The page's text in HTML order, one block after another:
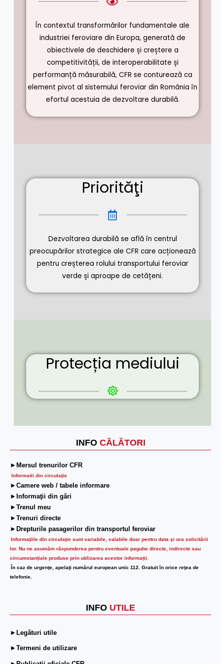
INFO CĂLĂTORI
►Mersul trenurilor CFR
Informatii din circulaţie
►Camere web / tabele informare
►Informaţii din gări
►Trenul meu
►Trenuri directe
►Drepturile pasagerilor din transportul feroviar
Informaţiile din circulaţie sunt variabile, valabile doar pentru data şi ora solicitării
lor. Nu ne asumăm răspunderea pentru eventuale pagube directe, indirecte sau
circumstanțiale produse prin utilizarea acestor informații.
În caz de urgenţe, apelaţi numărul european unic 112. Gratuit în orice reţea de
telefonie.
INFO UTILE
►Legături utile
►Termeni de utilizare
În contextul transformărilor fundamentale ale
industriei feroviare din Europa, generată de
obiectivele de deschidere și creștere a
competitivității, de interoperabilitate și
performanță măsurabilă, CFR se conturează ca
element pivot al sistemului feroviar din România în
efortul acestuia de dezvoltare durabilă.
Priorităţi
Dezvoltarea durabilă se află în centrul
preocupărilor strategice ale CFR care acționează
pentru creșterea rolului transportului feroviar
verde și aproape de cetățeni.
Protecția mediului